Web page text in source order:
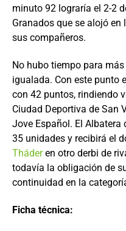
minuto 92 lograría el 2-2
Granados que se alojó
sus compañeros.
No hubo tiempo para
igualada. Con este punto
con 42 puntos, rindiendo
Ciudad Deportiva de San
Jove Español. El
35 unidades y recibirá el
Tháderen otro derbi de
todavía la obligación de
continuidad en la
Ficha técnica: